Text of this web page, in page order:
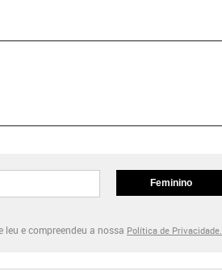
Feminino
leu e compreendeu a nossa Política de Privacidade.